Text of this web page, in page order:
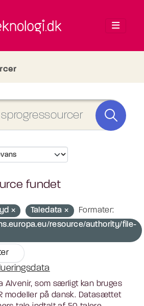
fundet
Taledata
Formater:
resource/authority/file-
Alvenir, som særligt kan bruges
modeller på dansk. Datasættet